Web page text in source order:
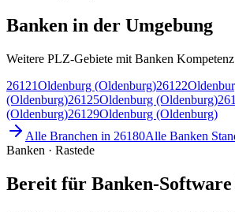
Banken in der Umgebung
Weitere PLZ-Gebiete mit Banken
26121Oldenburg (Oldenburg)26122
(Oldenburg)26125Oldenburg (Oldenburg)
(Oldenburg)26129Oldenburg (Oldenburg)
Alle Branchen in 26180Alle Banken
Banken · Rastede
Bereit für Banken-Software